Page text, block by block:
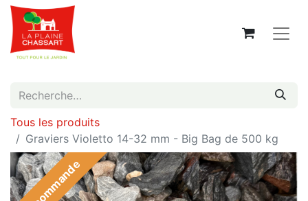
Tous les produits
Graviers Violetto 14-32 mm - Big Bag de 500 kg